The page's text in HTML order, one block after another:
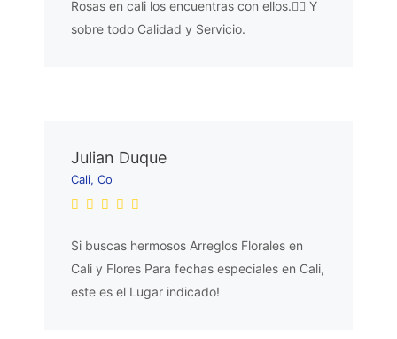
Rosas en cali los encuentras con ellos.👌🏼 Y
sobre todo Calidad y Servicio.
Julian Duque
Cali, Co
Si buscas hermosos Arreglos Florales en
Cali y Flores Para fechas especiales en Cali,
este es el Lugar indicado!